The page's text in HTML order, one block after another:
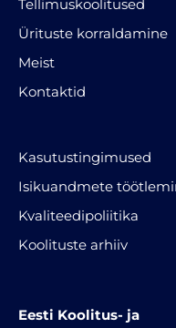
Tellimuskoolitused
Ürituste korraldamine
Meist
Kontaktid
Kasutustingimused
Isikuandmete
Kvaliteedipoliitika
Koolituste arhiiv
Eesti Koolitus- ja